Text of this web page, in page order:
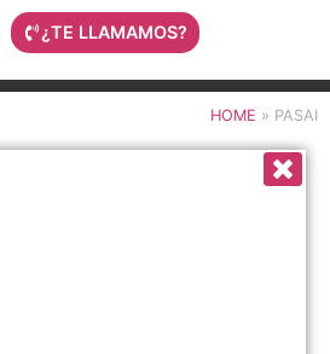
¿TE LLAMAMOS?
HOME » PASAI